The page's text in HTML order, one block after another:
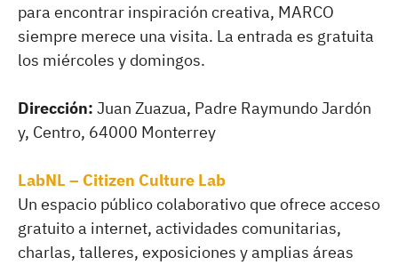
para encontrar inspiración creativa, MARCO
siempre merece una visita. La entrada es gratuita
los miércoles y domingos.
Dirección: Juan Zuazua, Padre Raymundo Jardón
y, Centro, 64000 Monterrey
LabNL – Citizen Culture Lab
Un espacio público colaborativo que ofrece acceso
gratuito a internet, actividades comunitarias,
charlas, talleres, exposiciones y amplias áreas